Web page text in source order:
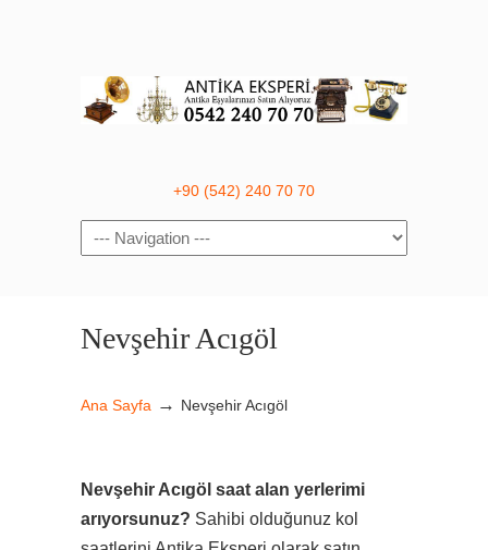
+90 (542) 240 70 70
Navigation
Nevşehir Acıgöl
Ana Sayfa → Nevşehir Acıgöl
Nevşehir Acıgöl saat alan yerlerimi
arıyorsunuz? Sahibi olduğunuz kol